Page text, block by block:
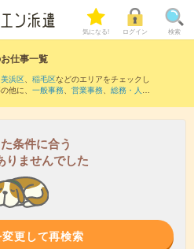
気になる! ログイン 検索
仕事一覧
美浜区、 稲毛区などのエリアをチェックし
他に、 一般事務、 営業事務、 総務・人
条件に合う
りませんでした
更して再検索